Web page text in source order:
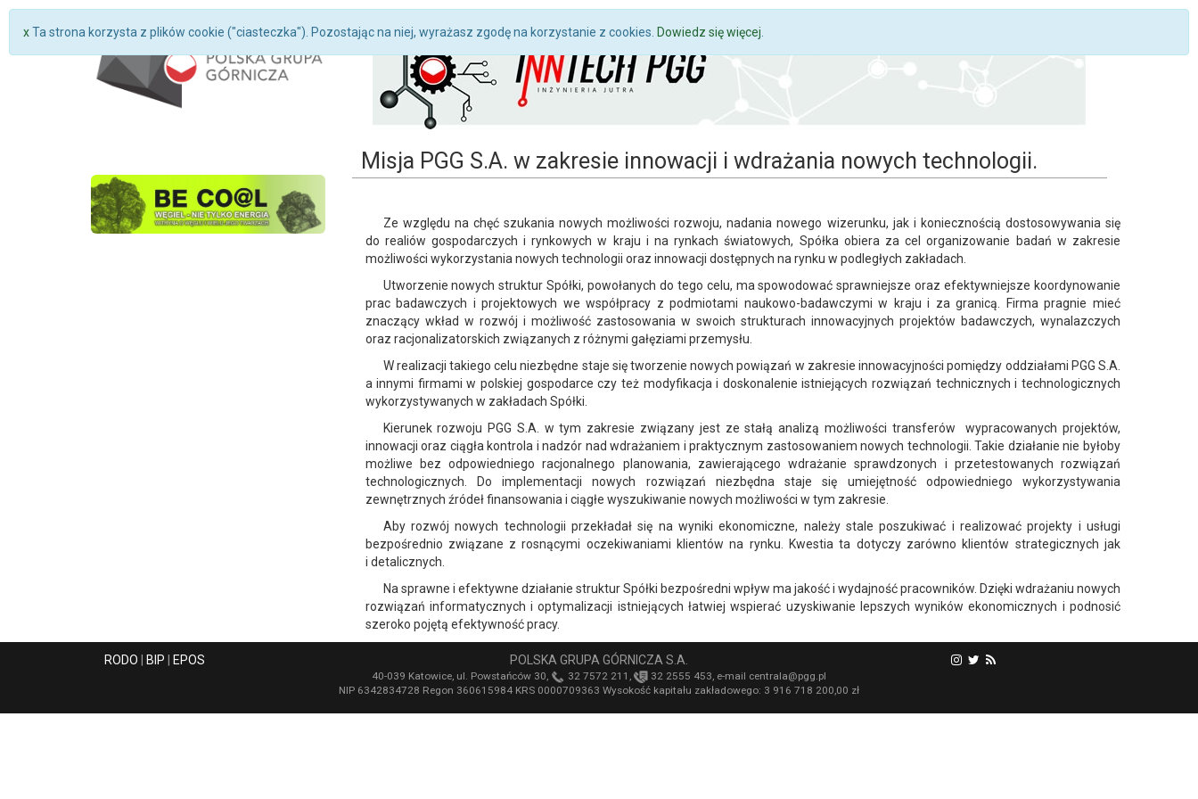
Misja PGG S.A. w zakresie innowacji i wdrażania nowych technologii.
Ze względu na chęć szukania nowych możliwości rozwoju, nadania nowego wizerunku, jak i koniecznością dostosowywania się
do realiów gospodarczych i rynkowych w kraju i na rynkach światowych, Spółka obiera za cel organizowanie badań w zakresie
możliwości wykorzystania nowych technologii oraz innowacji dostępnych na rynku w podległych zakładach.
Utworzenie nowych struktur Spółki, powołanych do tego celu, ma spowodować sprawniejsze oraz efektywniejsze koordynowanie
prac badawczych i projektowych we współpracy z podmiotami naukowo-badawczymi w kraju i za granicą. Firma pragnie mieć
znaczący wkład w rozwój i możliwość zastosowania w swoich strukturach innowacyjnych projektów badawczych, wynalazczych
oraz racjonalizatorskich związanych z różnymi gałęziami przemysłu.
W realizacji takiego celu niezbędne staje się tworzenie nowych powiązań w zakresie innowacyjności pomiędzy oddziałami PGG S.A.
a innymi firmami w polskiej gospodarce czy też modyfikacja i doskonalenie istniejących rozwiązań technicznych i technologicznych
wykorzystywanych w zakładach Spółki.
Kierunek rozwoju PGG S.A. w tym zakresie związany jest ze stałą analizą możliwości transferów wypracowanych projektów,
innowacji oraz ciągła kontrola i nadzór nad wdrażaniem i praktycznym zastosowaniem nowych technologii. Takie działanie nie byłoby
możliwe bez odpowiedniego racjonalnego planowania, zawierającego wdrażanie sprawdzonych i przetestowanych rozwiązań
technologicznych. Do implementacji nowych rozwiązań niezbędna staje się umiejętność odpowiedniego wykorzystywania
zewnętrznych źródeł finansowania i ciągłe wyszukiwanie nowych możliwości w tym zakresie.
Aby rozwój nowych technologii przekładał się na wyniki ekonomiczne, należy stale poszukiwać i realizować projekty i usługi
bezpośrednio związane z rosnącymi oczekiwaniami klientów na rynku. Kwestia ta dotyczy zarówno klientów strategicznych jak
i detalicznych.
Na sprawne i efektywne działanie struktur Spółki bezpośredni wpływ ma jakość i wydajność pracowników. Dzięki wdrażaniu nowych
rozwiązań informatycznych i optymalizacji istniejących łatwiej wspierać uzyskiwanie lepszych wyników ekonomicznych i podnosić
szeroko pojętą efektywność pracy.
RODO BIP EPOS POLSKA GRUPA GÓRNICZA S.A.
40-039 Katowice, ul. Powstańców 30, 32 7572 211, 32 2555 453, e-mail centrala@pgg.pl
NIP 6342834728 Regon 360615984 KRS 0000709363 Wysokość kapitału zakładowego: 3 916 718 200,00 zł
xTa strona korzysta z plików cookie ("ciasteczka"). Pozostając na niej, wyrażasz zgodę na korzystanie z cookies. Dowiedz się więcej